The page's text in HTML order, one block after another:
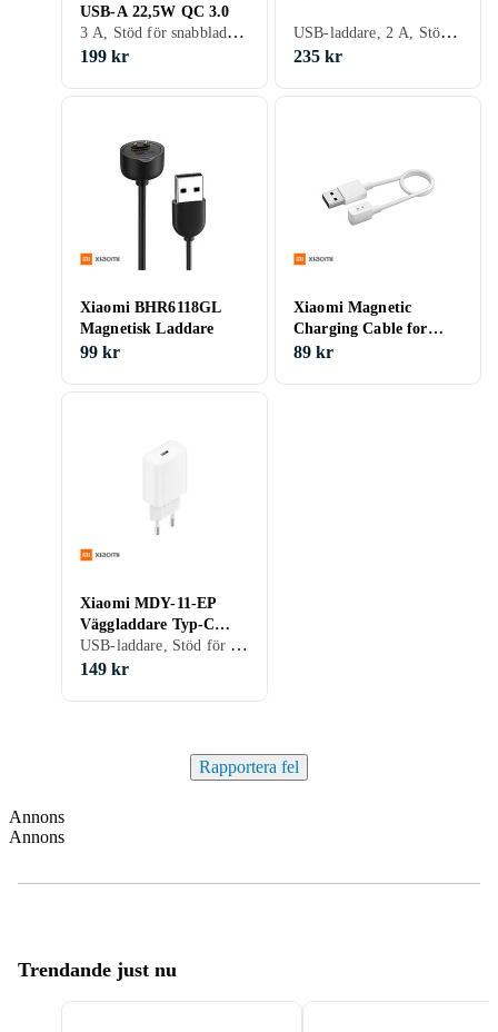
USB-A 22,5W QC 3.0
3 A, Stöd för snabbladdning, Stöd för snabbladdning
199 kr
USB-laddare, 2 A, Stöd för snabbladdning, Stöd för snabbladdning
235 kr
Xiaomi BHR6118GL
Magnetisk Laddare
99 kr
Xiaomi Magnetic
Charging Cable for
Wearables 18W
89 kr
Xiaomi MDY-11-EP
Väggladdare Typ-C
20W
USB-laddare, Stöd för snabbladdning, Stöd för snabbladdning
149 kr
Rapportera fel
Annons
Annons
Trendande just nu